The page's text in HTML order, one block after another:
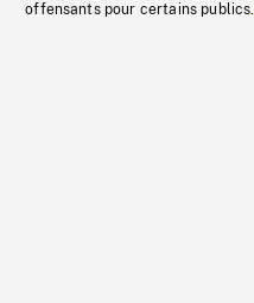
offensants pour certains publics.